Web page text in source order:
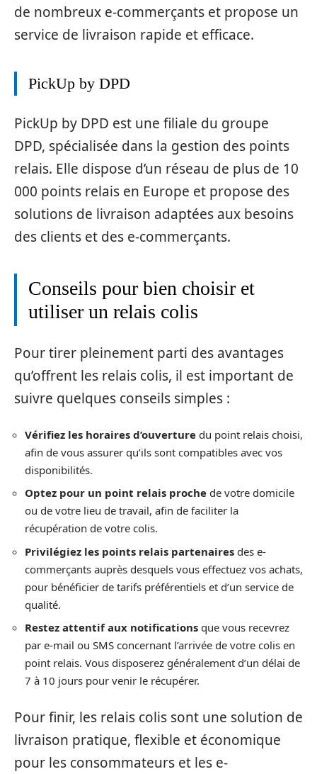
de nombreux e-commerçants et propose un
service de livraison rapide et efficace.
PickUp by DPD
PickUp by DPD est une filiale du groupe
DPD, spécialisée dans la gestion des points
relais. Elle dispose d’un réseau de plus de 10
000 points relais en Europe et propose des
solutions de livraison adaptées aux besoins
des clients et des e-commerçants.
Conseils pour bien choisir et
utiliser un relais colis
Pour tirer pleinement parti des avantages
qu’offrent les relais colis, il est important de
suivre quelques conseils simples :
Vérifiez les horaires d’ouverture du point relais choisi,
afin de vous assurer qu’ils sont compatibles avec vos
disponibilités.
Optez pour un point relais proche de votre domicile
ou de votre lieu de travail, afin de faciliter la
récupération de votre colis.
Privilégiez les points relais partenaires des e-
commerçants auprès desquels vous effectuez vos achats,
pour bénéficier de tarifs préférentiels et d’un service de
qualité.
Restez attentif aux notifications que vous recevrez
par e-mail ou SMS concernant l’arrivée de votre colis en
point relais. Vous disposerez généralement d’un délai de
7 à 10 jours pour venir le récupérer.
Pour finir, les relais colis sont une solution de
livraison pratique, flexible et économique
pour les consommateurs et les e-